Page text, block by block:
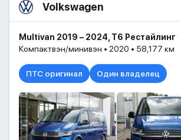
Volkswagen
Multivan 2019 – 2024, T6 Рестайлинг
Компактвэн/минивэн • 2020 • 58,177 км
ПТС оригинал Один владелец